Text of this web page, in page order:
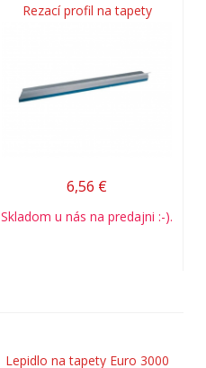
Rezací profil na tapety
6,56 €
Skladom u nás na predajni :-).
Lepidlo na tapety Euro 3000